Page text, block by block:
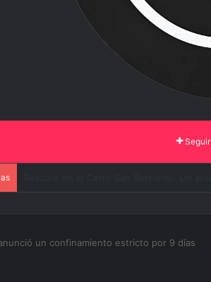
Seguir
un confinamiento estricto por 9 días